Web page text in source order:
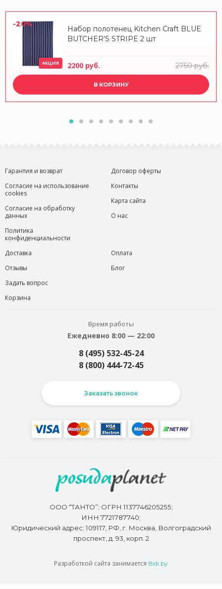
-20%
АКЦИЯ
Набор полотенец Kitchen Craft BLUE
BUTCHER’S STRIPE 2 шт
2200 руб. 2750 руб.
В КОРЗИНУ
Гарантия и возврат
Согласие на использование
cookies
Согласие на обработку
данных
Политика
конфиденциальности
Договор оферты
Контакты
Карта сайта
О нас
Доставка
Отзывы
Задать вопрос
Корзина
Оплата
Блог
Время работы
Ежедневно 8:00 — 22:00
8 (495) 532-45-24
8 (800) 444-72-45
Заказать звонок
ООО “ТАНТО”; ОГРН 1137746205255;
ИНН 7721787740;
Юридический адрес: 109117, РФ, г. Москва, Волгоградский
проспект, д. 93, корп. 2
Разработкой сайта занимается Bidi.by